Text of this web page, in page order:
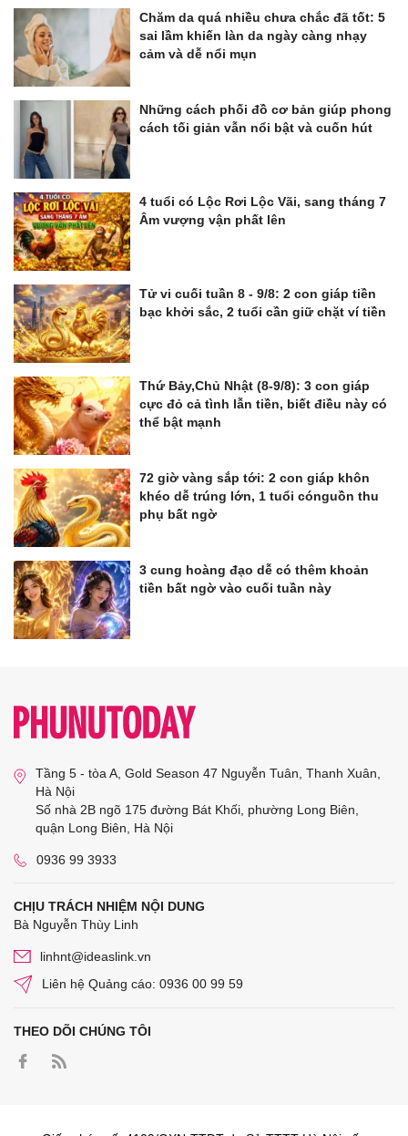
Chăm da quá nhiều chưa chắc đã tốt: 5
sai lầm khiến làn da ngày càng nhạy
cảm và dễ nổi mụn
Những cách phối đồ cơ bản giúp phong
cách tối giản vẫn nổi bật và cuốn hút
4 tuổi có Lộc Rơi Lộc Vãi, sang tháng 7
Âm vượng vận phất lên
Tử vi cuối tuần 8 - 9/8: 2 con giáp tiền
bạc khởi sắc, 2 tuổi cần giữ chặt ví tiền
Thứ Bảy,Chủ Nhật (8-9/8): 3 con giáp
cực đỏ cả tình lẫn tiền, biết điều này có
thể bật mạnh
72 giờ vàng sắp tới: 2 con giáp khôn
khéo dễ trúng lớn, 1 tuổi cónguồn thu
phụ bất ngờ
3 cung hoàng đạo dễ có thêm khoản
tiền bất ngờ vào cuối tuần này
Tầng 5 - tòa A, Gold Season 47 Nguyễn Tuân, Thanh Xuân,
Hà Nội
Số nhà 2B ngõ 175 đường Bát Khối, phường Long Biên,
quận Long Biên, Hà Nội
0936 99 3933
CHỊU TRÁCH NHIỆM NỘI DUNG
Bà Nguyễn Thùy Linh
linhnt@ideaslink.vn
Liên hệ Quảng cáo: 0936 00 99 59
THEO DÕI CHÚNG TÔI